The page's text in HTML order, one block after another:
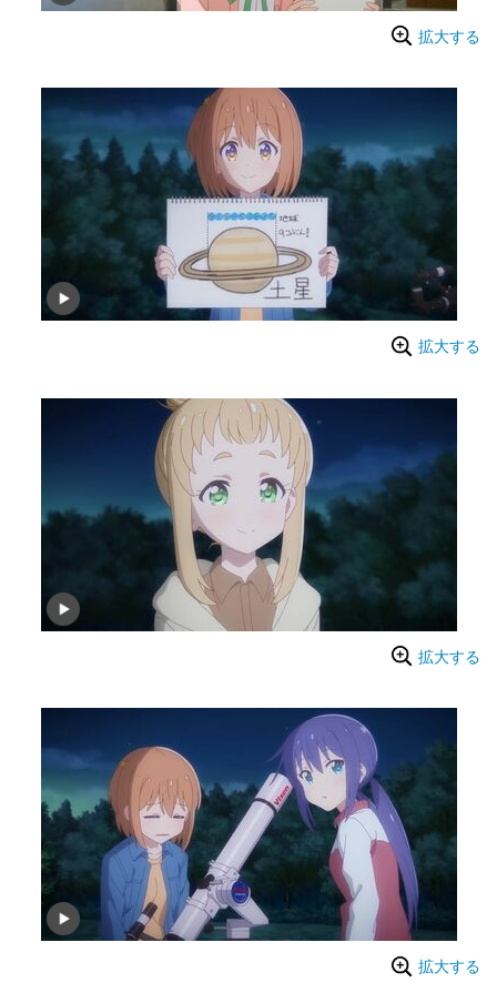
拡大する
拡大する
拡大する
拡大する